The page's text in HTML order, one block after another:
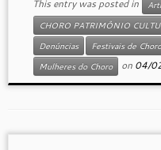
This entry was posted in
CHORO PATRIMÔNIO
Denúncias
Festivais de Choro
Mulheres do Choro
on 04/